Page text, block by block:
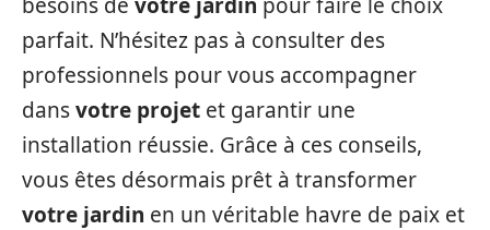
parfait. N’hésitez pas à consulter des
professionnels pour vous accompagner
dansvotre projet et garantir une
installation réussie. Grâce à ces conseils,
vous êtes désormais prêt à transformer
votre jardin en un véritable havre de paix et